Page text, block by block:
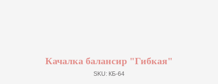
Качалка балансир "Гибкая"
SKU: КБ-64